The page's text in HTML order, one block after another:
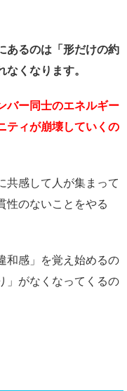
あるのは 「形だけの約
なくなります。
バー同士のエネルギー
ティが崩壊していくの
共感して人が集まって
性のないことをやる
和感」を覚え始めるの
」がなくなってくるの